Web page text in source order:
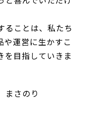
ることは、私たち
や運営に生かすこ
を目指していきま
こ まさのり